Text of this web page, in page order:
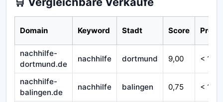
Domain Keyword Stadt Score
nachhilfe-
dortmund.de
nachhilfe dortmund 9,00 <
nachhilfe-
balingen.de
nachhilfe balingen 0,75 <